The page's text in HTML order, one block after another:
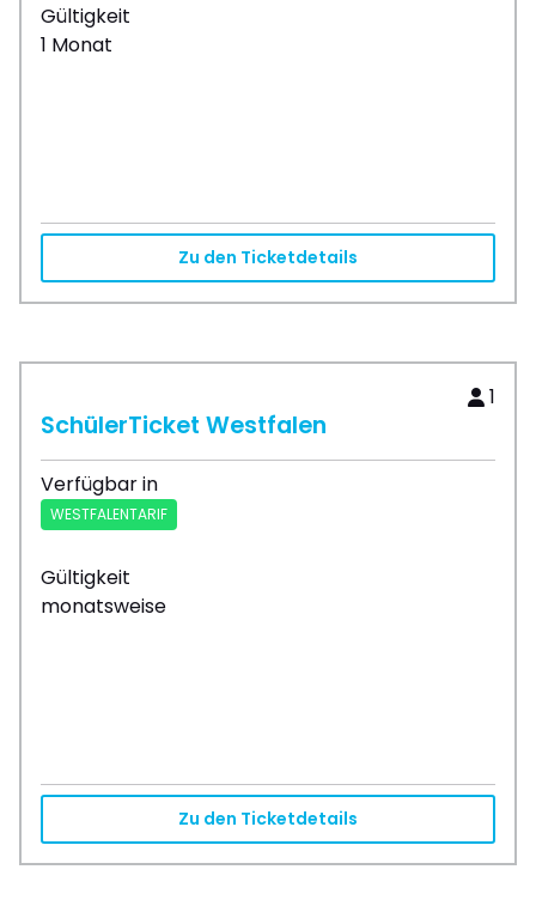
Gültigkeit
1 Monat
Zu den Ticketdetails
1
SchülerTicket Westfalen
Verfügbar in
WESTFALENTARIF
Gültigkeit
monatsweise
Zu den Ticketdetails